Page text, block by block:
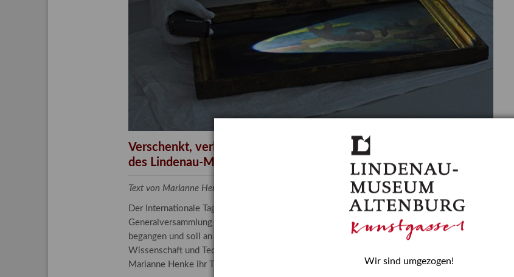
Bestandskataloge & Editionen
Gesamtverzeichnis
Kalender
Forschung
Verschenkt, verkauft, vergessen? – Kunstdetektivinnen im Dienste
des Lindenau-Museums
Text von Marianne Henke, Provenienzforscherin am Lindenau-Museum Altenburg
Der Internationale Tag der Frauen und Mädchen in der Wissenschaft wurde 2015 in der
Generalversammlung der Vereinten Nationen beschlossen. Er wird jährlich am 11. Februar
begangen und soll an die entscheidende Rolle erinnern, die Mädchen und Frauen in
Wissenschaft und Technologie spielen. In ihrem Blogbeitrag stellt Provenienzforscherin
Marianne Henke ihr Tätigkeitsfeld vor.
Wir sind umgezogen!